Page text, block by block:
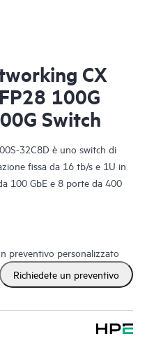
CX
100G
Switch
32C8D è uno switch di
fissa da 16 tb/s e 1U in
100 GbE e 8 porte da 400
preventivo personalizzato
Richiedete un preventivo